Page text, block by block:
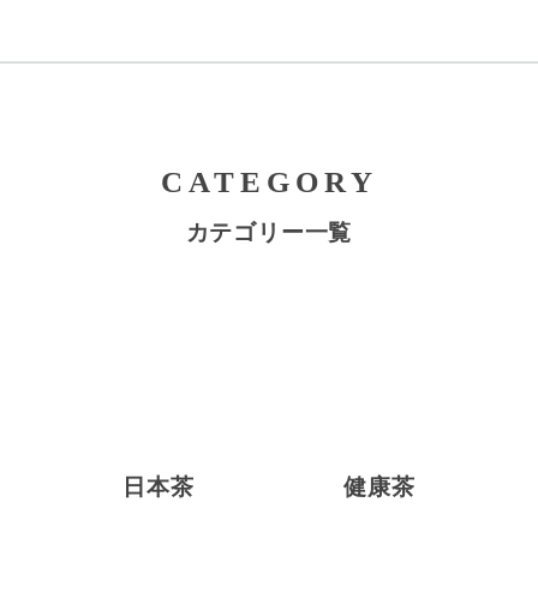
CATEGORY
カテゴリー一覧
日本茶 健康茶